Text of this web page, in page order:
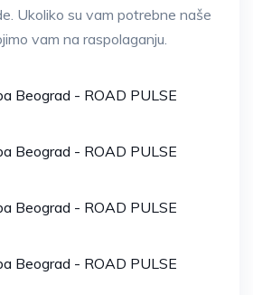
Ukoliko su vam potrebne naše
vam na raspolaganju.